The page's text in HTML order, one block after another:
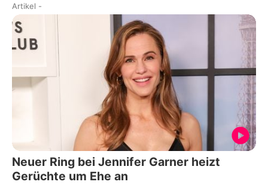
Artikel -
Neuer Ring bei Jennifer Garner heizt
Gerüchte um Ehe an